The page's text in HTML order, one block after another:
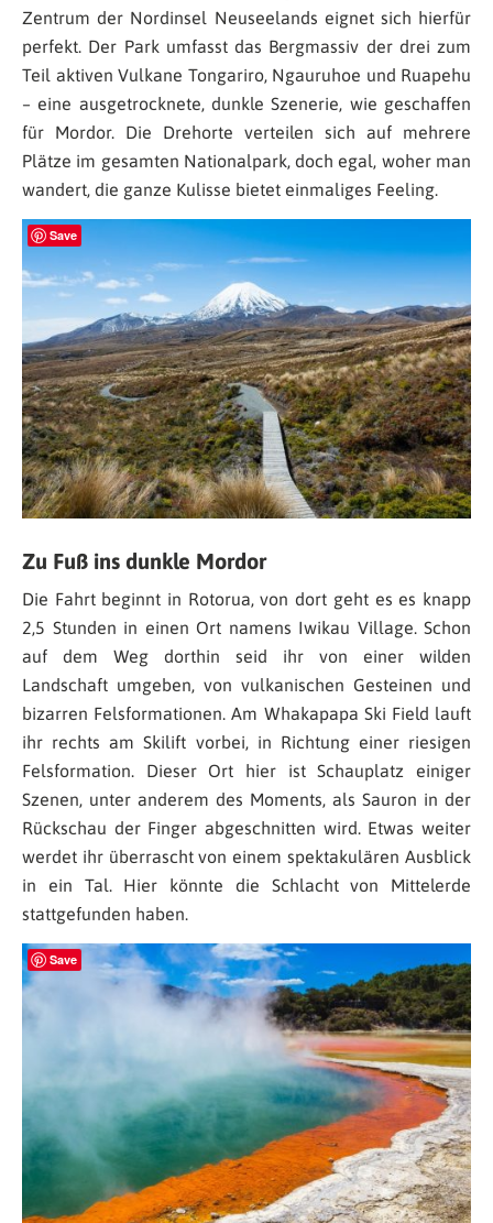
Zentrum der Nordinsel Neuseelands eignet sich hierfür
perfekt. Der Park umfasst das Bergmassiv der drei zum
Teil aktiven Vulkane Tongariro, Ngauruhoe und Ruapehu
– eine ausgetrocknete, dunkle Szenerie, wie geschaffen
für Mordor. Die Drehorte verteilen sich auf mehrere
Plätze im gesamten Nationalpark, doch egal, woher man
wandert, die ganze Kulisse bietet einmaliges Feeling.
Save
Zu Fuß ins dunkle Mordor
Die Fahrt beginnt in Rotorua, von dort geht es es knapp
2,5 Stunden in einen Ort namens Iwikau Village. Schon
auf dem Weg dorthin seid ihr von einer wilden
Landschaft umgeben, von vulkanischen Gesteinen und
bizarren Felsformationen. Am Whakapapa Ski Field lauft
ihr rechts am Skilift vorbei, in Richtung einer riesigen
Felsformation. Dieser Ort hier ist Schauplatz einiger
Szenen, unter anderem des Moments, als Sauron in der
Rückschau der Finger abgeschnitten wird. Etwas weiter
werdet ihr überrascht von einem spektakulären Ausblick
in ein Tal. Hier könnte die Schlacht von Mittelerde
stattgefunden haben.
Save